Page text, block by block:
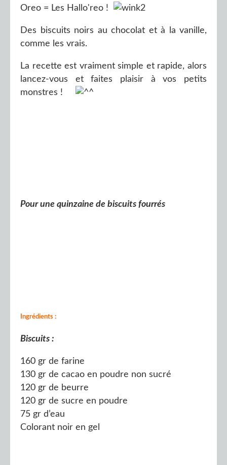
Oreo = Les Hallo'reo !
Des biscuits noirs au chocolat et à la vanille,
comme les vrais.
La recette est vraiment simple et rapide, alors
lancez-vous et faites plaisir à vos petits
monstres !
Pour une quinzaine de biscuits fourrés
Ingrédients :
Biscuits :
160 gr de farine
130 gr de cacao en poudre non sucré
120 gr de beurre
120 gr de sucre en poudre
75 gr d’eau
Colorant noir en gel